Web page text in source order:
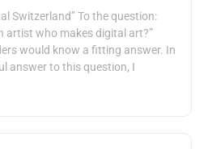
Switzerland” To the question:
artist who makes digital art?”
would know a fitting answer. In
answer to this question, I